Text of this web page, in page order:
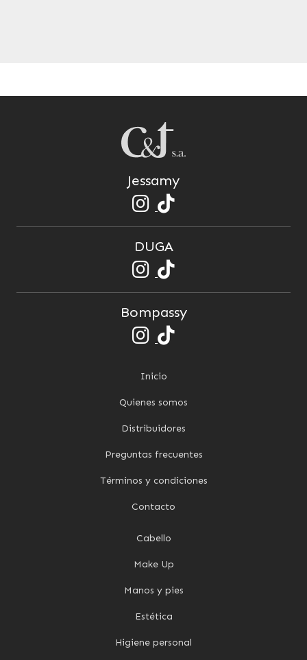
Jessamy
DUGA
Bompassy
Inicio
Quienes somos
Distribuidores
Preguntas frecuentes
Términos y condiciones
Contacto
Cabello
Make Up
Manos y pies
Estética
Higiene personal